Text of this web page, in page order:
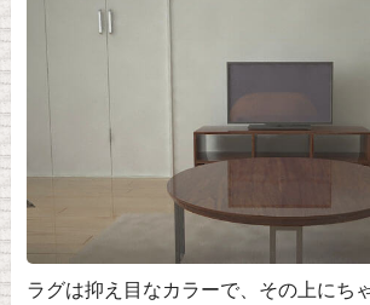
ラグは抑え目なカラーで、その上にち